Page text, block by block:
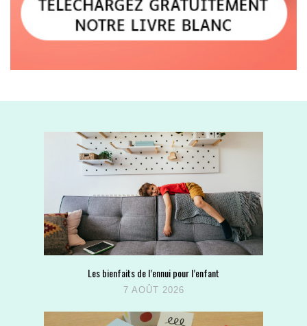
Les bienfaits de l’ennui pour l’enfant
7 AOÛT 2026